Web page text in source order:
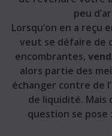
peu
Lorsqu’on en a reçu
veut se défaire de
encombrantes,
alors partie des
échanger contre de
de liquidité. Mais
question se pose :